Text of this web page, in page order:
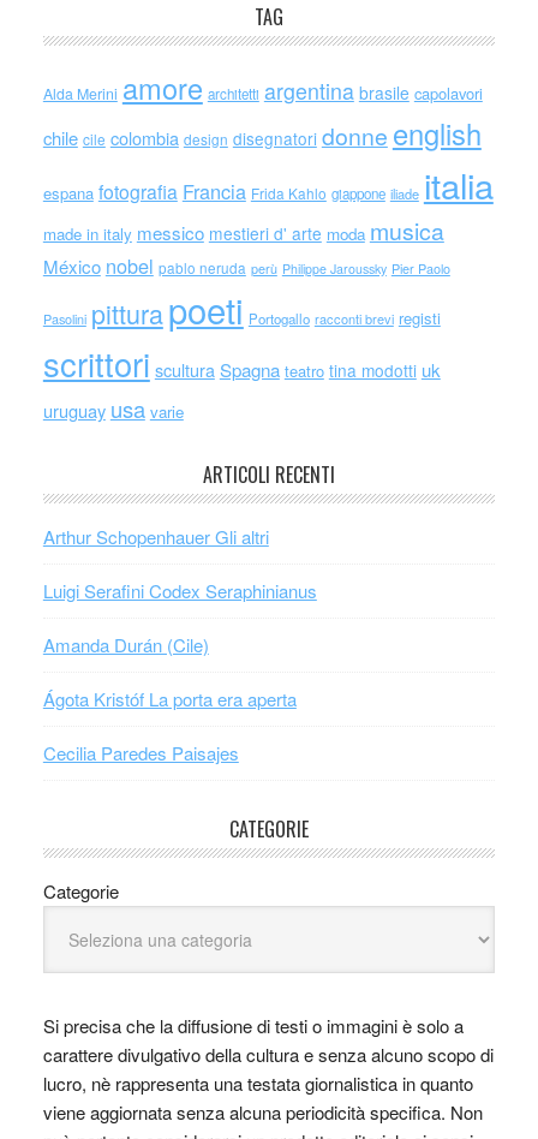
TAG
Alda Merini amore architetti argentina brasile capolavori
chile cile colombia design disegnatori donne english
espana fotografia Francia Frida Kahlo giappone iliade italia
made in italy messico mestieri d' arte moda musica
México nobel pablo neruda perù Philippe Jaroussky Pier Paolo
Pasolini pitturapoeti Portogallo racconti brevi registi
scrittori scultura Spagna teatro tina modotti uk
uruguay usa varie
ARTICOLI RECENTI
Arthur Schopenhauer Gli altri
Luigi Serafini Codex Seraphinianus
Amanda Durán (Cile)
Ágota Kristóf La porta era aperta
Cecilia Paredes Paisajes
CATEGORIE
Categorie
Si precisa che la diffusione di testi o immagini è solo a
carattere divulgativo della cultura e senza alcuno scopo di
lucro, nè rappresenta una testata giornalistica in quanto
viene aggiornata senza alcuna periodicità specifica. Non